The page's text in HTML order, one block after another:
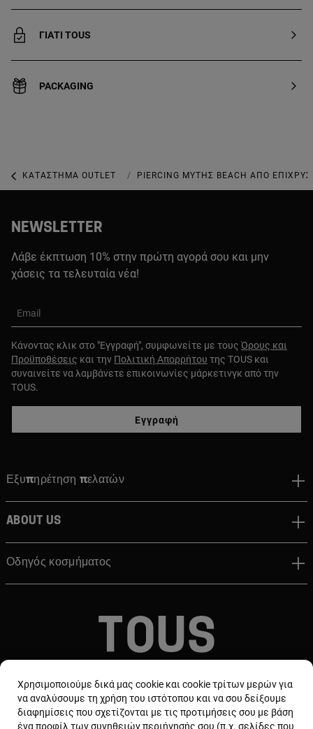
ΓΙΑΤΙ TOUS
PACKAGING
ΚΑΤΆΣΤΗΜΑ OUTLET ΚΑΤΆΣΤΗΜΑ OUTLET ΜΕ ΚΟΣΜΉΜΑΤΑ
PIERCING ΜΎΤΗΣ BEACH ΑΠΌ
NEWSLETTER
Λάβε έκπτωση 10% στην πρώτη αγορά σου και μην
χάσεις τα τελευταία νέα!
Email
Κάνοντας κλικ στο "Εγγραφή", συμφωνείτε με τους Όρους και
Προϋποθέσεις και την Πολιτική Απορρήτου της TOUS και
συναινείτε να λαμβάνετε επικοινωνίες μάρκετινγκ από την
TOUS.
Εγγραφή
Εξυπηρέτηση πελατών
About us
Οδηγός κοσμήματος
Χρησιμοποιούμε δικά μας cookie και cookie τρίτων μερών για
να αναλύσουμε τη χρήση του ιστότοπου και να σου δείξουμε
διαφημίσεις που σχετίζονται με τις προτιμήσεις σου με βάση
ένα προφίλ των συνηθειών περιήγησής σου (π.χ. σελίδες που